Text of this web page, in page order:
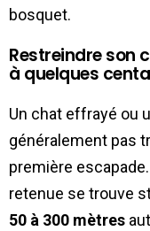
bosquet.
Restreindre son
à quelques
Un chat effrayé ou
généralement pas
première
retenue se trouve
50 à 300 mètres